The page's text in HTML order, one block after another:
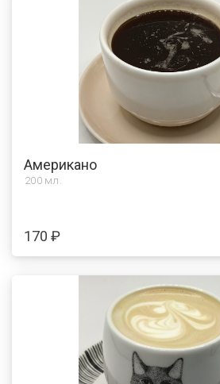
Американо
200 мл.
170 ₽